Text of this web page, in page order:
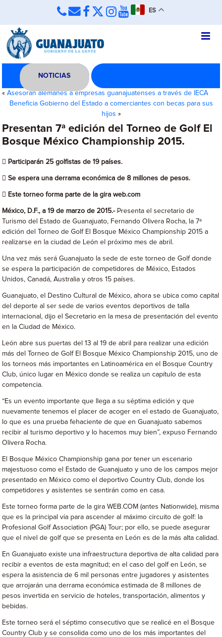
ES
NOTICIAS
«Asesoran alemanes a empresas guanajuatenses a través de IECA
Beneficia Gobierno del Estado a comerciantes con becas para sus
hijos »
Presentan 7ª edición del Torneo de Golf El
Bosque México Championship 2015.
 Participarán 25 golfistas de 19 países.
 Se espera una derrama económica de 8 millones de pesos.
 Este torneo forma parte de la gira web.com
México, D.F., a 19 de marzo de 2015.-Presenta el secretario de
Turismo del Estado de Guanajuato, Fernando Olivera Rocha, la 7ª
edición del Torneo de Golf El Bosque México Championship 2015 a
realizarse en la ciudad de León el próximo mes de abril.
Una vez más será Guanajuato la sede de este torneo de Golf donde
se espera la participación de competidores de México, Estados
Unidos, Canadá, Australia y otros 15 países.
Guanajuato, el Destino Cultural de México, ahora se ubica como capital
del deporte al ser sede de varios eventos deportivos de talla
internacional, dijo el Secretario en la mesa de presentación del evento
en la Ciudad de México.
León abre sus puertas del 13 al 19 de abril para realizar una edición
más del Torneo de Golf El Bosque México Championship 2015, uno de
los torneos más importantes en Latinoamérica en el Bosque Country
Club, único lugar en México donde se realiza un capítulo de esta
competencia.
“Es un evento importante que llega a su séptima edición y que
nuevamente tenemos el placer de acoger en el estado de Guanajuato,
lo que es una prueba fehaciente de que en Guanajuato sabemos
recibir al turismo deportivo y lo hacemos muy bien”, expuso Fernando
Olivera Rocha.
El Bosque México Championship gana por tener un escenario
majestuoso como el Estado de Guanajuato y uno de los campos mejor
presentado en México como el deportivo Country Club, donde los
competidores y asistentes se sentirán como en casa.
Este torneo forma parte de la gira WEB.COM (antes Nationwide), misma
que es la principal vía para ascender al máximo circuito de golf: la
Profesional Golf Association (PGA) Tour; por ello, se puede asegurar
que el nivel de golf que se presenta en León es de la más alta calidad.
En Guanajuato existe una infraestructura deportiva de alta calidad para
recibir a eventos de esta magnitud; en el caso del golf en León, se
espera la asistencia de 6 mil personas entre jugadores y asistentes
que arrojarán una derrama económica estimada de 8 millones de
pesos invertida en servicio de hoteles, transportación, alimentos y
bebidas.
Este torneo será el séptimo consecutivo que se realicé en el Bosque
Country Club y se consolida como uno de los más importantes del